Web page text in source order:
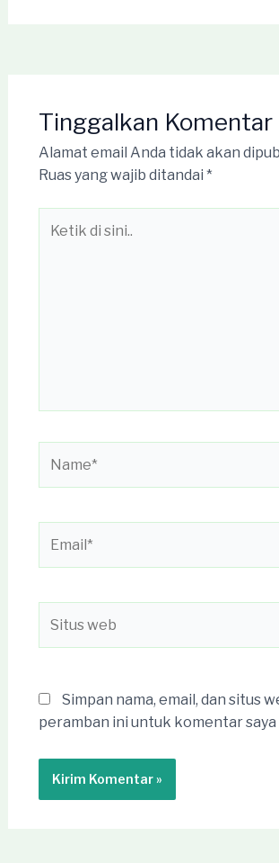
Tinggalkan Komentar
Alamat email Anda tidak akan
Ruas yang wajib ditandai *
web
Simpan nama, email, dan situs
peramban ini untuk komentar